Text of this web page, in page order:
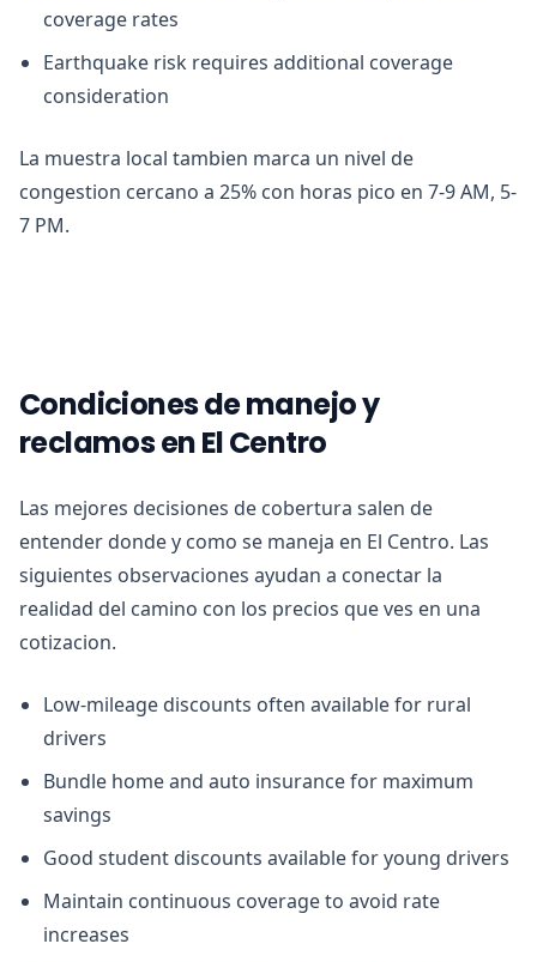
coverage rates
Earthquake risk requires additional coverage
consideration
La muestra local tambien marca un nivel de
congestion cercano a 25% con horas pico en 7-9 AM, 5-
7 PM.
Condiciones de manejo y
reclamos en El Centro
Las mejores decisiones de cobertura salen de
entender donde y como se maneja en El Centro. Las
siguientes observaciones ayudan a conectar la
realidad del camino con los precios que ves en una
cotizacion.
Low-mileage discounts often available for rural
drivers
Bundle home and auto insurance for maximum
savings
Good student discounts available for young drivers
Maintain continuous coverage to avoid rate
increases